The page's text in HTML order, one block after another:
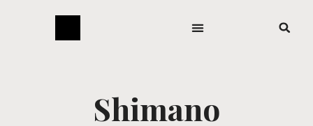
Shimano